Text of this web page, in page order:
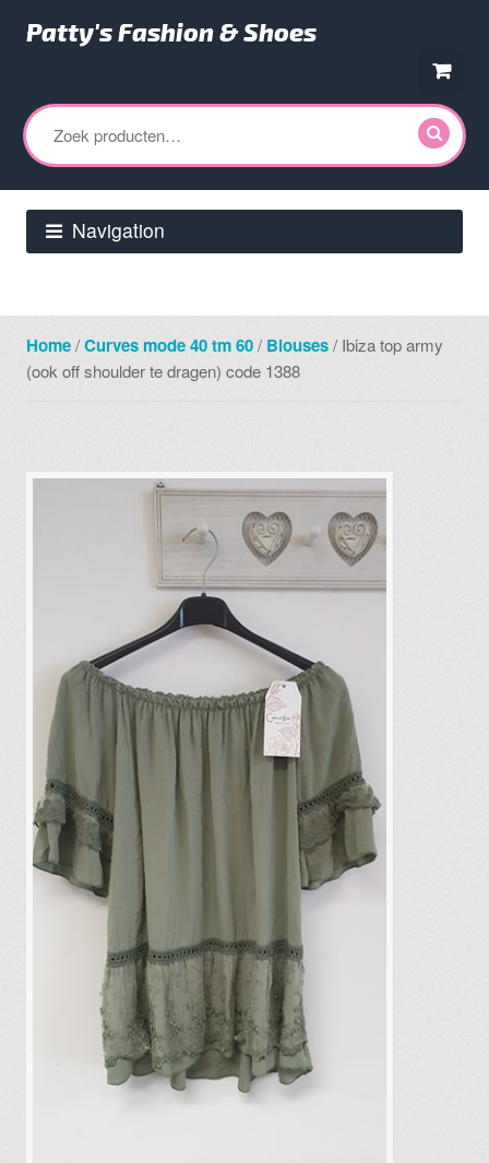
naar
navigatie
naar
de
inhoud
Patty's Fashion & Shoes
Zoeken
naar:
Navigation
Home/Curves mode 40 tm 60/ Blouses/ Ibiza top army
(ook off shoulder te dragen) code 1388